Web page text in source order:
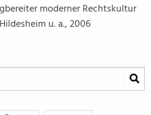
moderner Rechtskultur
u. a., 2006